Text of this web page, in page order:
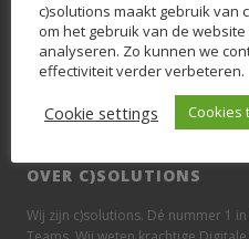
Blog
Vacatures
OVER C)SOLUTIONS
Wij zijn c)solutions. Dé nummer 1
c)solutions maakt gebruik van
om het gebruik van de
analyseren. Zo kunnen we
effectiviteit verder verbeteren.
Cookie settings Cookies